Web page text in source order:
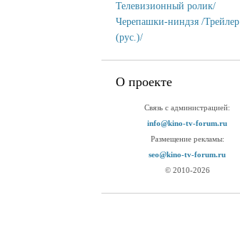
Телевизионный ролик/
Черепашки-ниндзя /Трейлер
(рус.)/
О проекте
Связь с администрацией:
info@kino-tv-forum.ru
Размещение рекламы:
seo@kino-tv-forum.ru
© 2010-2026